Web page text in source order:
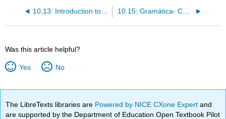
10.13: Introduction to ¿Estás cansada o estás enferma? 10.15: Gramática- Conjunciones coordinadas/ Porque and ¿por qué?
Was this article helpful?
Yes No
The LibreTexts libraries are Powered by NICE CXone Expertand
are supported by the Department of Education Open Textbook Pilot